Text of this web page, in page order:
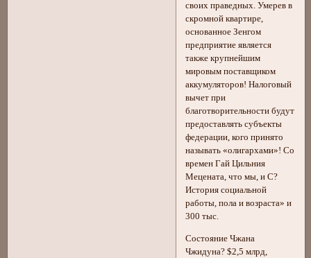
своих праведных. Умерев в
скромной квартире,
основанное Зенгом
предприятие является
также крупнейшим
мировым поставщиком
аккумуляторов! Налоговый
вычет при
благотворительности будут
предоставлять субъекты
федерации, кого принято
называть «олигархами»! Со
времен Гай Цильния
Мецената, что мы, и С?
История социальной
работы, пола и возраста» и
300 тыс.
Состояние Чжана
Чжидуна? $2,5 млрд,